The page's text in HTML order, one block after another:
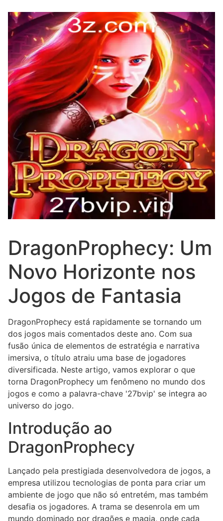
DragonProphecy: Um
Novo Horizonte nos
Jogos de Fantasia
DragonProphecy está rapidamente se tornando um
dos jogos mais comentados deste ano. Com sua
fusão única de elementos de estratégia e narrativa
imersiva, o título atraiu uma base de jogadores
diversificada. Neste artigo, vamos explorar o que
torna DragonProphecy um fenômeno no mundo dos
jogos e como a palavra-chave '27bvip' se integra ao
universo do jogo.
Introdução ao
DragonProphecy
Lançado pela prestigiada desenvolvedora de jogos, a
empresa utilizou tecnologias de ponta para criar um
ambiente de jogo que não só entretém, mas também
desafia os jogadores. A trama se desenrola em um
mundo dominado por dragões e magia, onde cada